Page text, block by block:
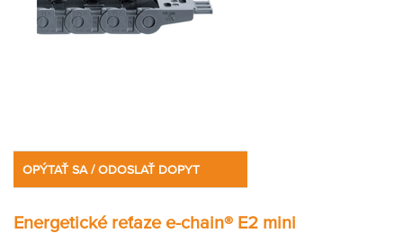
OPÝTAŤ SA / ODOSLAŤ DOPYT
Energetické reťaze e-chain® E2 mini